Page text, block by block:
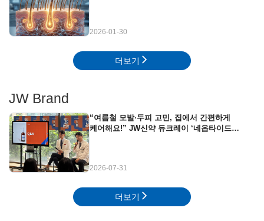
2026-01-30
더보기
JW Brand
“여름철 모발·두피 고민, 집에서 간편하게
케어해요!” JW신약 듀크레이 ‘네옵타이드
2026-07-31
더보기